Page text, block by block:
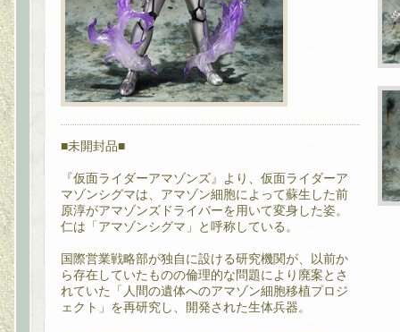
■未開封品■
『仮面ライダーアマゾンズ』より、仮面ライダーア
マゾンシグマは、アマゾン細胞によって蘇生した前
原淳がアマゾンズドライバーを用いて変身した姿。
仁は「アマゾンシグマ」と呼称している。
国際営業戦略部が独自に設ける研究機関が、以前か
ら存在していたものの倫理的な問題により廃案とさ
れていた「人間の遺体へのアマゾン細胞移植プロジ
ェクト」を再研究し、開発された生体兵器。